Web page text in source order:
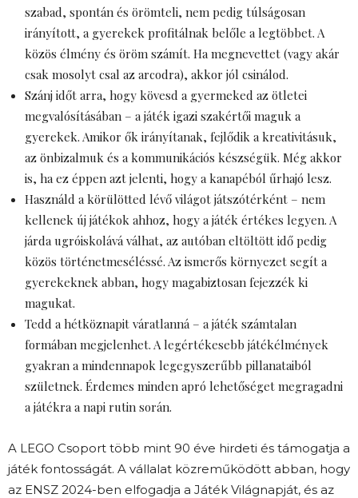
szabad, spontán és örömteli, nem pedig túlságosan
irányított, a gyerekek profitálnak belőle a legtöbbet. A
közös élmény és öröm számít. Ha megnevettet (vagy akár
csak mosolyt csal az arcodra), akkor jól csinálod.
Szánj időt arra, hogy kövesd a gyermeked az ötletei
megvalósításában – a játék igazi szakértői maguk a
gyerekek. Amikor ők irányítanak, fejlődik a kreativitásuk,
az önbizalmuk és a kommunikációs készségük. Még akkor
is, ha ez éppen azt jelenti, hogy a kanapéból űrhajó lesz.
Használd a körülötted lévő világot játszótérként – nem
kellenek új játékok ahhoz, hogy a játék értékes legyen. A
járda ugróiskolává válhat, az autóban eltöltött idő pedig
közös történetmeséléssé. Az ismerős környezet segít a
gyerekeknek abban, hogy magabiztosan fejezzék ki
magukat.
Tedd a hétköznapit váratlanná – a játék számtalan
formában megjelenhet. A legértékesebb játékélmények
gyakran a mindennapok legegyszerűbb pillanataiból
születnek. Érdemes minden apró lehetőséget megragadni
a játékra a napi rutin során.
A LEGO Csoport több mint 90 éve hirdeti és támogatja a
játék fontosságát. A vállalat közreműködött abban, hogy
az ENSZ 2024-ben elfogadja a Játék Világnapját, és az